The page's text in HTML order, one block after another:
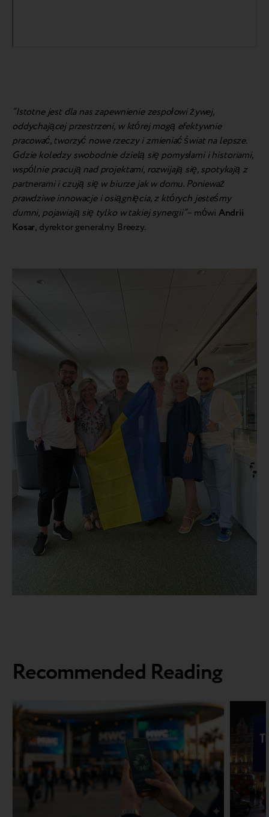
“Istotne jest dla nas zapewnienie zespołowi żywej,
oddychającej przestrzeni, w której mogą efektywnie
pracować, tworzyć nowe rzeczy i zmieniać świat na lepsze.
Gdzie koledzy swobodnie dzielą się pomysłami i historiami,
wspólnie pracują nad projektami, rozwijają się, spotykają z
partnerami i czują się w biurze jak w domu. Ponieważ
prawdziwe innowacje i osiągnięcia, z których jesteśmy
dumni, pojawiają się tylko w takiej synergii”– mówi Andrii
Kosar, dyrektor generalny Breezy.
Recommended Reading